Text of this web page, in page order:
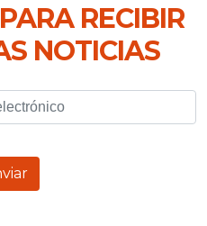
RECIBIR
NOTICIAS
Correo electrónico